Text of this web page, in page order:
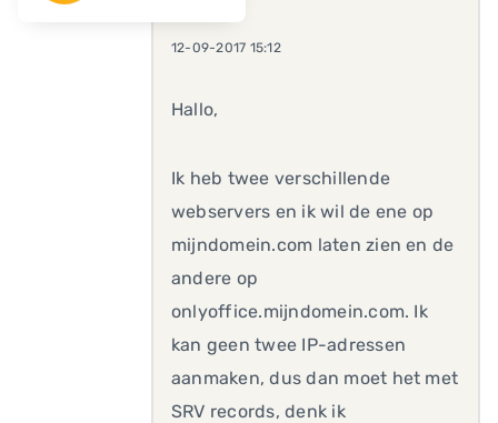
12-09-2017 15:12
Hallo,
Ik heb twee verschillende
webservers en ik wil de ene op
mijndomein.com laten zien en de
andere op
onlyoffice.mijndomein.com. Ik
kan geen twee IP-adressen
aanmaken, dus dan moet het met
SRV records, denk ik